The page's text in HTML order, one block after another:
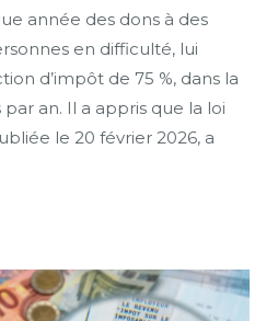
année des dons à des
en difficulté, lui
d’impôt de 75 %, dans la
an. Il a appris que la loi
le 20 février 2026, a